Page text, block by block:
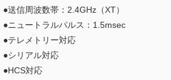
●送信周波数帯：2.4GHz（XT）
●ニュートラルパルス：1.5msec
●テレメトリー対応
●シリアル対応
●HCS対応